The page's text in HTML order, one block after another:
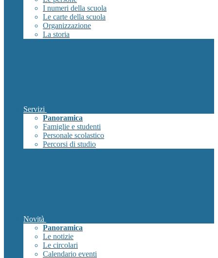
I numeri della scuola
Le carte della scuola
Organizzazione
La storia
Servizi
Panoramica
Famiglie e studenti
Personale scolastico
Percorsi di studio
Novità
Panoramica
Le notizie
Le circolari
Calendario eventi